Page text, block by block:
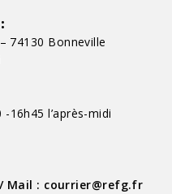
74130 Bonneville
16h45 l’après-midi
Mail : courrier@refg.fr